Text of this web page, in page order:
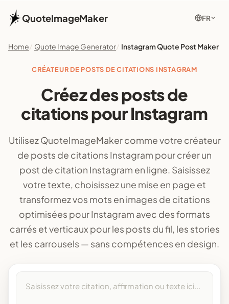
QuoteImageMaker FR
Home Quote Image Generator Instagram Quote Post Maker
CRÉATEUR DE POSTS DE CITATIONS INSTAGRAM
Créez des posts de
citations pour Instagram
Utilisez QuoteImageMaker comme votre créateur
de posts de citations Instagram pour créer un
post de citation Instagram en ligne. Saisissez
votre texte, choisissez une mise en page et
transformez vos mots en images de citations
optimisées pour Instagram avec des formats
carrés et verticaux pour les posts du fil, les stories
et les carrousels — sans compétences en design.